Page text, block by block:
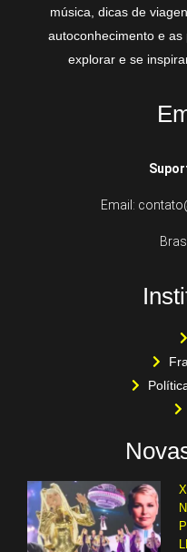
música, dicas de
autoconhecimento e
explorar e se
Email: